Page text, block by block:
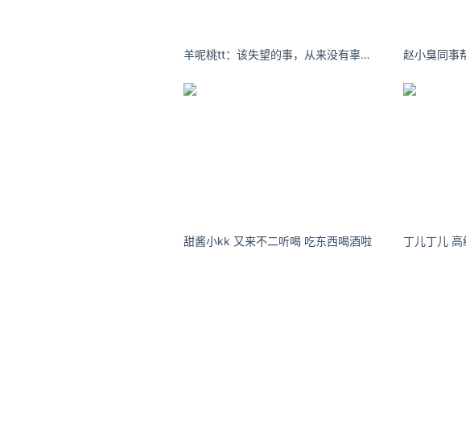
羊呢桃tt：该失望的事，从来没有辜负过我。
甜酱小kk 又来不二听喝 吃东西喝酒啦